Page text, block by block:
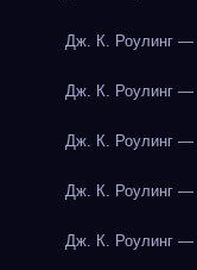
Дж. К. Роулинг —
Дж. К. Роулинг —
Дж. К. Роулинг —
Дж. К. Роулинг —
Дж. К. Роулинг —